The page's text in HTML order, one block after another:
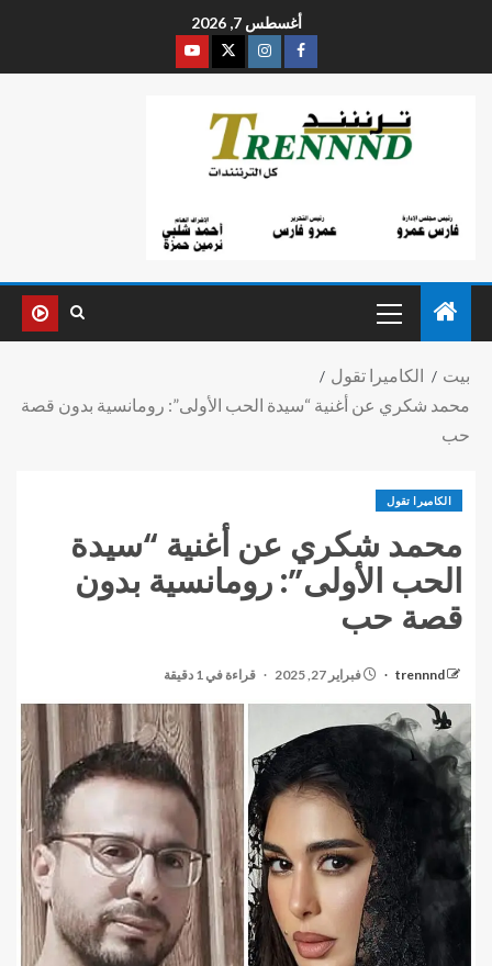
أغسطس 7, 2026
بيت
الكاميرا تقول
محمد شكري عن أغنية “سيدة الحب الأولى”: رومانسية بدون قصة
حب
الكاميرا تقول
محمد شكري عن أغنية “سيدة
الحب الأولى”: رومانسية بدون
قصة حب
trennnd فبراير 27, 2025 قراءة في 1 دقيقة